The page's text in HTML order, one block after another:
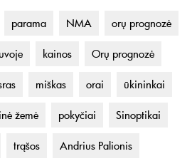
parama NMA orų prognozė
kainos Orų prognozė
miškas orai ūkininkai
žemė pokyčiai Sinoptikai
trąšos Andrius Palionis